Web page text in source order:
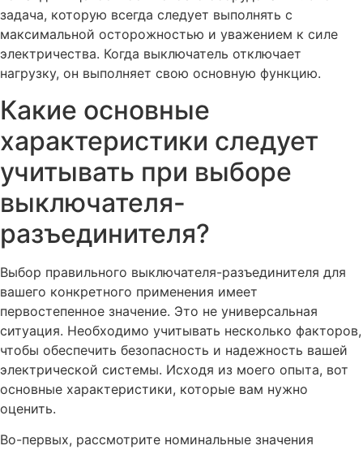
задача, которую всегда следует выполнять с
максимальной осторожностью и уважением к силе
электричества. Когда выключатель отключает
нагрузку, он выполняет свою основную функцию.
Какие основные
характеристики следует
учитывать при выборе
выключателя-
разъединителя?
Выбор правильного выключателя-разъединителя для
вашего конкретного применения имеет
первостепенное значение. Это не универсальная
ситуация. Необходимо учитывать несколько факторов,
чтобы обеспечить безопасность и надежность вашей
электрической системы. Исходя из моего опыта, вот
основные характеристики, которые вам нужно
оценить.
Во-первых, рассмотрите номинальные значения